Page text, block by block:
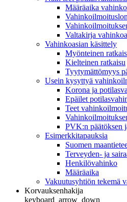
Määräaika
Valtakirja
Vahinkoasian käsittely
Myönteinen
Kielteinen ratkaisu
Tyytymättömyys
Usein kysyttyä
Korona ja
Epäilet
Teet
PVK:n päätöksen
Esimerkkitapauksia
Suomen
Terveyden- ja
Henkilövahinko
Määräaika
Vakuutusyhtiön tekemä
Korvauksenhakija
keyboard_arrow_down